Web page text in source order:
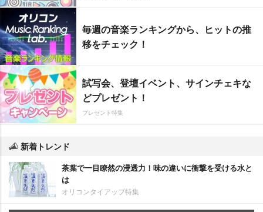
毎週の音楽ランキングから、ヒットの推
移をチェック！
試写会、登壇イベント、サインチェキな
どプレゼント！
プレゼント特集
新着トレンド
茶葉で一目瞭然の浸透力！味の違いに衝撃を受ける水と
は
オリコンタイアップ特集